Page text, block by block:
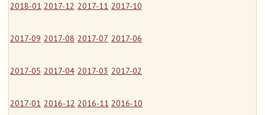
2018-01 2017-12 2017-11 2017-10
2017-09 2017-08 2017-07 2017-06
2017-05 2017-04 2017-03 2017-02
2017-01 2016-12 2016-11 2016-10